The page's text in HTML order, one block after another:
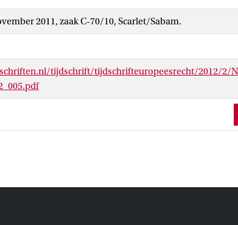
2011, zaak C-70/10, Scarlet/Sabam.
tijdschrift/tijdschrifteuropeesrecht/2012/2/